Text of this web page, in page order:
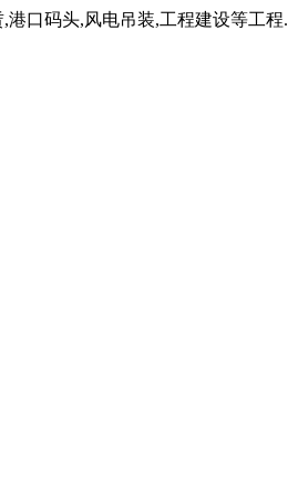
口码头,风电吊装,工程建设等工程.